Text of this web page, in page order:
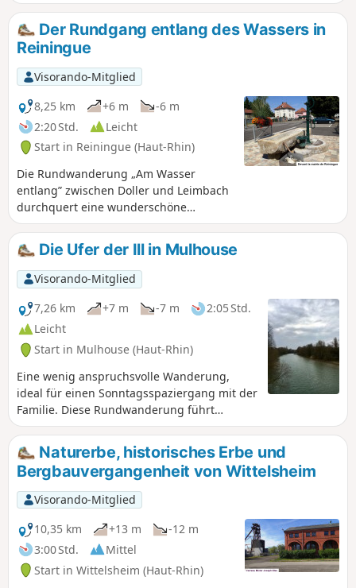
Der Rundgang entlang des Wassers in
Reiningue
Visorando-Mitglied
8,25 km
+6 m
-6 m
2:20 Std.
Leicht
Start in Reiningue (Haut-Rhin)
Die Rundwanderung „Am Wasser
entlang” zwischen Doller und Leimbach
durchquert eine wunderschöne
Eichenallee, bevor sie in den
Eichenwald Vorwald hineingeht, vorbei
an zwei Blockhäusern, dann zur Kapelle
Müatergottesgartla und erreicht über
die Felder nördlich von Reiningue das
Ufer der Doller. Die gesamte Route ist
vom Club Vosgien de Guewenheim mit
dem „Anneau Vert” (Grüner Ring)
markiert
Die Ufer der Ill in Mulhouse
Visorando-Mitglied
7,26 km
+7 m -7 m
2:05 Std.
Leicht
Start in Mulhouse (Haut-Rhin)
Eine wenig anspruchsvolle Wanderung,
ideal für einen Sonntagsspaziergang mit der
Familie. Diese Rundwanderung führt
entlang des Ufers der Ill und ermöglicht es
Ihnen, die „Pont Japonais” hinter dem
Schwimmbad von Mulhouse sowie den „Bois
des Philosophes” in der Nähe der Universität
zu entdecken.
Naturerbe, historisches Erbe und
Bergbauvergangenheit von Wittelsheim
Visorando-Mitglied
10,35 km
+13 m
-12 m
3:00 Std.
Mittel
Start in Wittelsheim (Haut-Rhin)